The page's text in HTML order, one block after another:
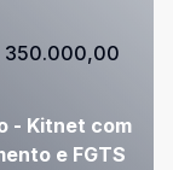
- Kitnet com
e FGTS
350.000,00